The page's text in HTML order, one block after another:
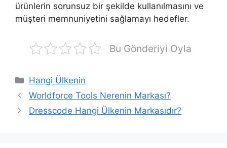
ürünlerin sorunsuz bir şekilde kullanılmasını ve
müşteri memnuniyetini sağlamayı hedefler.
Bu Gönderiyi Oyla
Kategoriler
Hangi Ülkenin
Worldforce Tools Nerenin Markası?
Dresscode Hangi Ülkenin Markasıdır?